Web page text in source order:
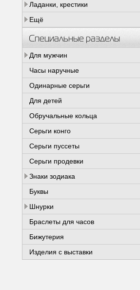
Ладанки, крестики
Ещё
Специальные разделы
Для мужчин
Часы наручные
Одинарные серьги
Для детей
Обручальные кольца
Серьги конго
Серьги пуссеты
Серьги продевки
Знаки зодиака
Буквы
Шнурки
Браслеты для часов
Бижутерия
Изделия с выставки